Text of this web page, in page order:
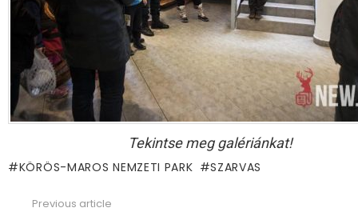
Tekintse meg galériánkat!
KÖRÖS-MAROS NEMZETI PARK SZARVAS
Previous article